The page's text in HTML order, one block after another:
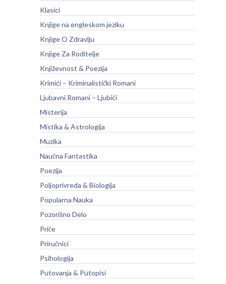
Klasici
Knjige na engleskom jeziku
Knjige O Zdravlju
Knjige Za Roditelje
Književnost & Poezija
Krimići – Kriminalistički Romani
Ljubavni Romani – Ljubići
Misterija
Mistika & Astrologija
Muzika
Naučna Fantastika
Poezija
Poljoprivreda & Biologija
Popularna Nauka
Pozorišno Delo
Priče
Priručnici
Psihologija
Putovanja & Putopisi